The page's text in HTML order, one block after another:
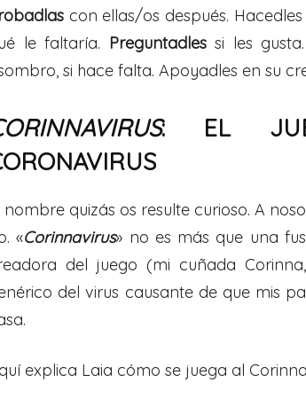
con ellas/os después.
le faltaría. Preguntadlessi les
si hace falta. Apoyadles en su
: EL
nombre quizás os resulte curioso. A
«Corinnavirus» no es más que una
del juego (mi cuñada
del virus causante de que mis
explica Laia cómo se juega al